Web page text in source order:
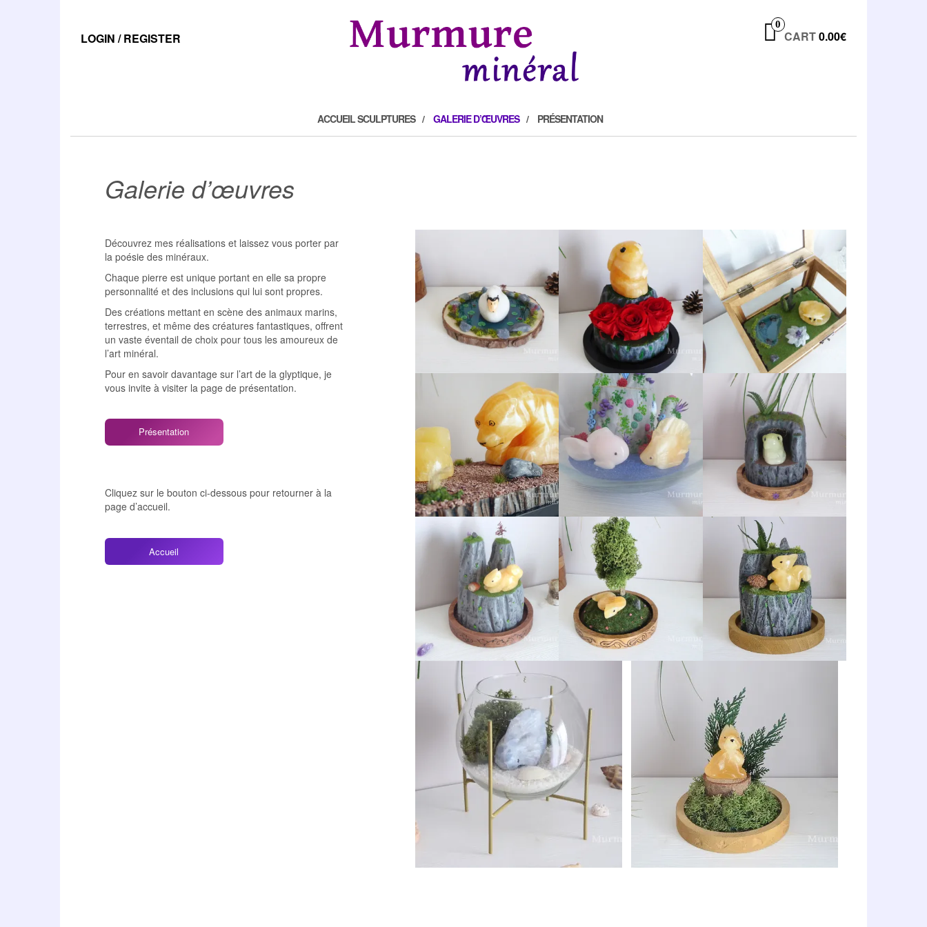
LOGIN / REGISTER
0
CART0.00€
ACCUEIL SCULPTURES GALERIE D’ŒUVRES PRÉSENTATION
Galerie d’œuvres
Découvrez mes réalisations et laissez vous porter par
la poésie des minéraux.
Chaque pierre est unique portant en elle sa propre
personnalité et des inclusions qui lui sont propres.
Des créations mettant en scène des animaux marins,
terrestres, et même des créatures fantastiques, offrent
un vaste éventail de choix pour tous les amoureux de
l’art minéral.
Pour en savoir davantage sur l’art de la glyptique, je
vous invite à visiter la page de présentation.
Présentation
Cliquez sur le bouton ci-dessous pour retourner à la
page d’accueil.
Accueil